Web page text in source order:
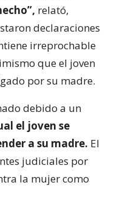
relató,
declaraciones
irreprochable
que el joven
por su madre.
debido a un
el joven se
a su madre. El
judiciales por
la mujer como